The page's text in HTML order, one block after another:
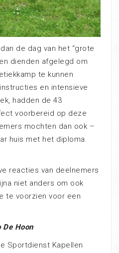
de dag van het “grote
dienden afgelegd om
te kunnen
en intensieve
hadden de 43
voorbereid op deze
mochten dan ook –
huis met het diploma.
reacties van deelnemers
niet anders om ook
te voorzien voor een
De Hoon
Sportdienst Kapellen